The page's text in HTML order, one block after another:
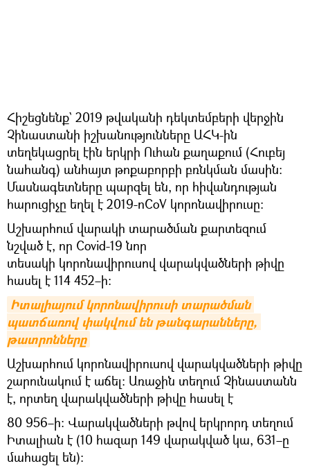
Հիշեցնենք` 2019 թվականի դեկտեմբերի վերջին
Չինաստանի իշխանությունները ԱՀԿ-ին
տեղեկացրել էին երկրի Ուհան քաղաքում (Հուբեյ
նահանգ) անհայտ թոքաբորբի բռնկման մասին:
Մասնագետները պարզել են, որ հիվանդության
հարուցիչը եղել է 2019-nCoV կորոնավիրուսը։
Աշխարհում վարակի տարածման քարտեզում
նշված է, որ Covid-19 նոր
տեսակի կորոնավիրուսով վարակվածների թիվը
հասել է 114 452–ի։
Իտալիայում կորոնավիրուսի տարածման
պատճառով փակվում են թանգարանները,
թատրոնները
Աշխարհում կորոնավիրուսով վարակվածների թիվը
շարունակում է աճել։ Առաջին տեղում Չինաստանն
է, որտեղ վարակվածների թիվը հասել է
80 956–ի։ Վարակվածների թվով երկրորդ տեղում
Իտալիան է (10 հազար 149 վարակված կա, 631–ը
մահացել են)։